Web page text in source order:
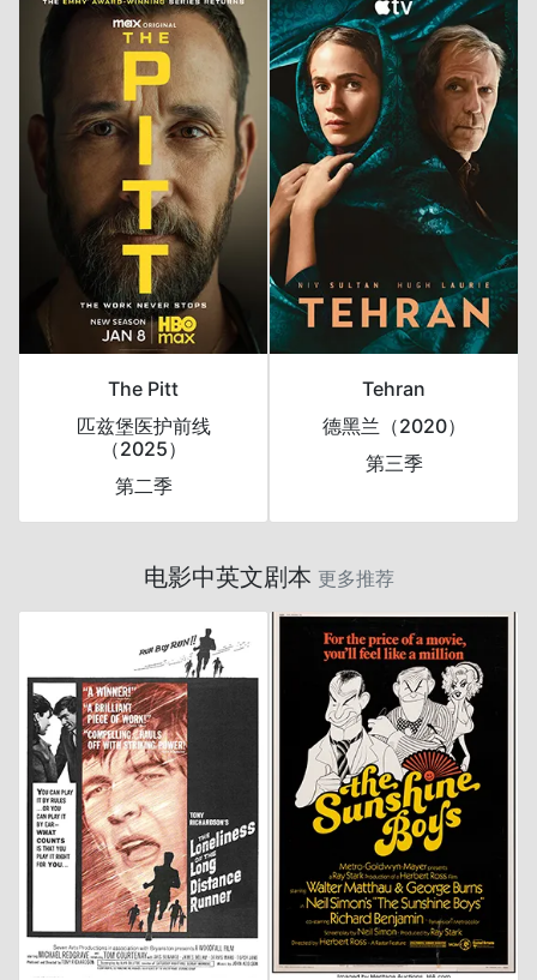
The Pitt
匹兹堡医护前线
（2025）
第二季
Tehran
德黑兰（2020）
第三季
电影中英文剧本 更多推荐